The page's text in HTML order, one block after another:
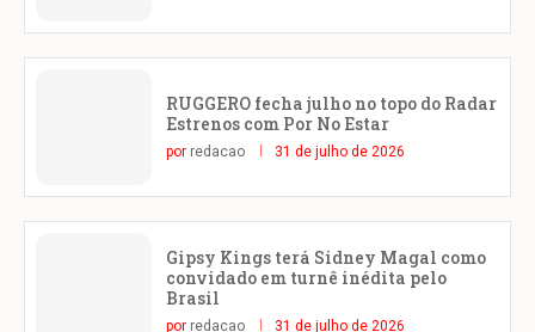
RUGGERO fecha julho no topo do Radar
Estrenos com Por No Estar
por redacao 31 de julho de 2026
Gipsy Kings terá Sidney Magal como
convidado em turnê inédita pelo
Brasil
por redacao 31 de julho de 2026